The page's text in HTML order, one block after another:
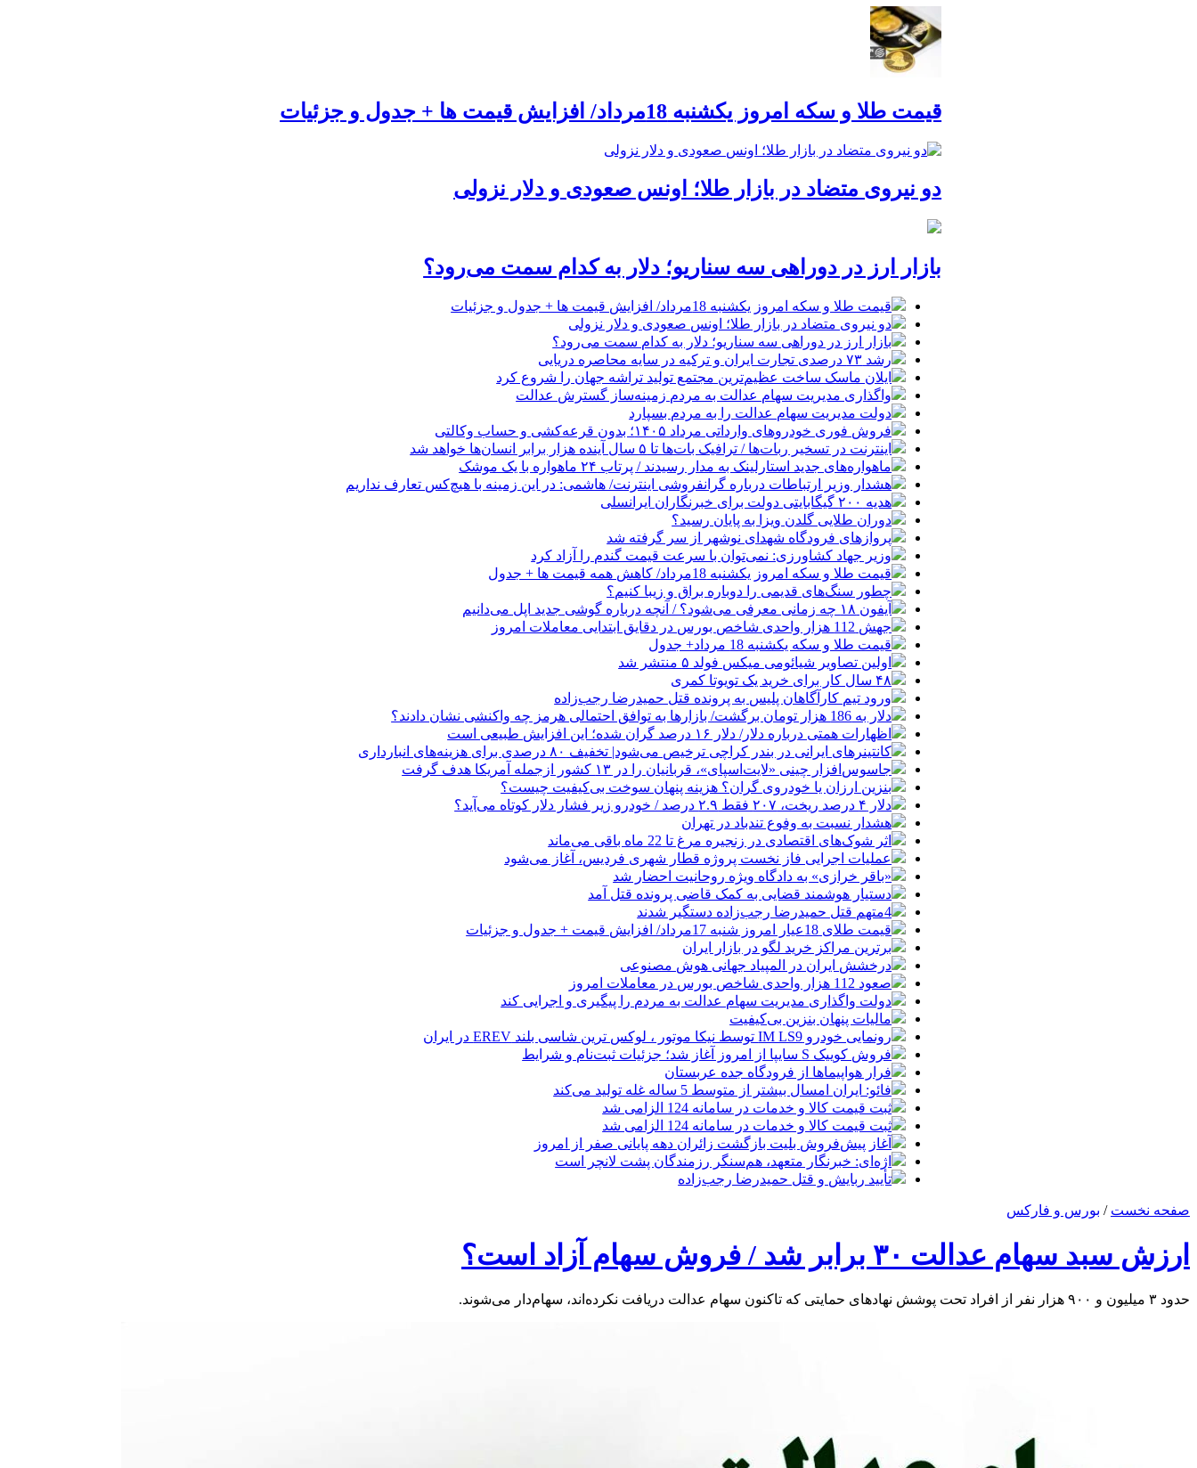
قیمت طلا و سکه امروز یکشنبه 18مرداد/ افزایش قیمت ها + جدول و جزئیات
دو نیروی متضاد در بازار طلا؛ اونس صعودی و دلار نزولی
بازار ارز در دوراهی سه سناریو؛ دلار به کدام سمت می‌رود؟
قیمت طلا و سکه امروز یکشنبه 18مرداد/ افزایش قیمت ها + جدول و جزئیات
دو نیروی متضاد در بازار طلا؛ اونس صعودی و دلار نزولی
بازار ارز در دوراهی سه سناریو؛ دلار به کدام سمت می‌رود؟
رشد ۷۳ درصدی تجارت ایران و ترکیه در سایه محاصره دریایی
ایلان ماسک ساخت عظیم‌ترین مجتمع تولید تراشه جهان را شروع کرد
واگذاری مدیریت سهام عدالت به مردم زمینه‌ساز گسترش عدالت
دولت مدیریت سهام عدالت را به مردم بسپارد
فروش فوری خودروهای وارداتی مرداد ۱۴۰۵؛ بدون قرعه‌کشی و حساب وکالتی
اینترنت در تسخیر ربات‌ها / ترافیک بات‌ها تا ۵ سال آینده هزار برابر انسان‌ها خواهد شد
ماهواره‌های جدید استارلینک به مدار رسیدند / پرتاب ۲۴ ماهواره با یک موشک
هشدار وزیر ارتباطات درباره گرانفروشی اینترنت/ هاشمی: در این زمینه با هیچ‌کس تعارف نداریم
هدیه ۲۰۰ گیگابایتی دولت برای خبرنگاران ایرانسلی
دوران طلایی گلدن ویزا به پایان رسید؟
پروازهای فرودگاه شهدای نوشهر از سر گرفته شد
وزیر جهاد کشاورزی: نمی‌توان با سرعت قیمت گندم را آزاد کرد
قیمت طلا و سکه امروز یکشنبه 18مرداد/ کاهش همه قیمت ها + جدول
چطور سنگ‌های قدیمی را دوباره براق و زیبا کنیم؟
آیفون ۱۸ چه زمانی معرفی می‌شود؟ / آنچه درباره گوشی جدید اپل می‌دانیم
جهش 112 هزار واحدی شاخص بورس در دقایق ابتدایی معاملات امروز
قیمت طلا و سکه یکشنبه 18 مرداد+ جدول
اولین تصاویر شیائومی میکس فولد ۵ منتشر شد
۴۸ سال کار برای خرید یک تویوتا کمری
ورود تیم کارآگاهان پلیس به پرونده قتل حمیدرضا رجب‌زاده
دلار به 186 هزار تومان برگشت/ بازارها به توافق احتمالی هرمز چه واکنشی نشان دادند؟
اظهارات همتی درباره دلار/ دلار ۱۶ درصد گران شده؛ این افزایش طبیعی است
کانتینرهای ایرانی در بندر کراچی ترخیص می‌شود| تخفیف ۸۰ درصدی برای هزینه‌های انبارداری
جاسوس‌افزار چینی «لایت‌اسپای»، قربانیان را در ۱۳ کشور ازجمله آمریکا هدف گرفت
بنزین ارزان یا خودروی گران؟ هزینه پنهان سوخت بی‌کیفیت چیست؟
دلار ۴ درصد ریخت، ۲۰۷ فقط ۲.۹ درصد / خودرو زیر فشار دلار کوتاه می‌آید؟
هشدار نسبت به وفوع تندباد در تهران
اثر شوک‌های اقتصادی در زنجیره مرغ تا 22 ماه باقی می‌ماند
عملیات اجرایی فاز نخست پروژه قطار شهری فردیس، آغاز می‌شود
«باقر خرازی» به دادگاه ویژه روحانیت احضار شد
دستیار هوشمند قضایی به کمک قاضی پرونده قتل آمد
4متهم قتل حمیدرضا رجب‌زاده دستگیر شدند
قیمت طلای 18عیار امروز شنبه 17مرداد/ افزایش قیمت + جدول و جزئیات
برترین مراکز خرید لگو در بازار ایران
درخشش ایران در المپیاد جهانی هوش مصنوعی
صعود 112 هزار واحدی شاخص بورس در معاملات امروز
دولت واگذاری مدیریت سهام عدالت به مردم را پیگیری و اجرایی کند
مالیات پنهان بنزین بی‌کیفیت
رونمایی خودرو IM LS9 توسط نیکا موتور ، لوکس ترین شاسی بلند EREV در ایران
فروش کوییک S سایپا از امروز آغاز شد؛ جزئیات ثبت‌نام و شرایط
فرار هواپیماها از فرودگاه جده عربستان
فائو: ایران امسال بیشتر از متوسط 5 ساله غله تولید می‌کند
ثبت قیمت کالا و خدمات در سامانه 124 الزامی شد
ثبت قیمت کالا و خدمات در سامانه 124 الزامی شد
آغاز پیش‌فروش بلیت بازگشت زائران دهه پایانی صفر از امروز
اژه‌ای: خبرنگار متعهد، هم‌سنگر رزمندگان پشت لانچر است
تأیید ربایش و قتل حمیدرضا رجب‌زاده
صفحه نخست / بورس و فارکس
ارزش سبد سهام عدالت ۳۰ برابر شد / فروش سهام آزاد است؟
حدود ۳ میلیون و ۹۰۰ هزار نفر از افراد تحت پوشش نهادهای حمایتی که تاکنون سهام عدالت دریافت نکرده‌اند، سهام‌دار می‌شوند.